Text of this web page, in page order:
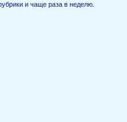
и чаще раза в неделю.